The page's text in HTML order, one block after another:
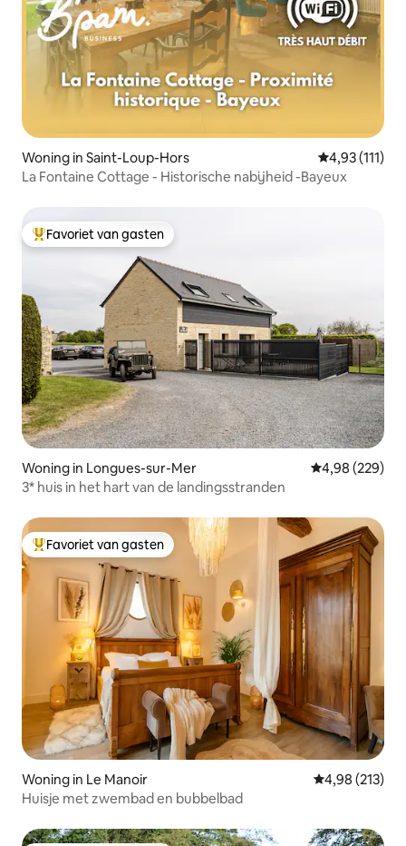
Woning in Saint-Loup-Hors Gemiddelde
4,93 (111)
La Fontaine Cottage - Historische nabijheid -Bayeux
Topfavoriet van gasten
Favoriet van gasten
Woning in Longues-sur-Mer Gemiddelde
4,98 (229)
3* huis in het hart van de landingsstranden
Topfavoriet van gasten
Favoriet van gasten
Woning in Le Manoir Gemiddelde
4,98 (213)
Huisje met zwembad en bubbelbad